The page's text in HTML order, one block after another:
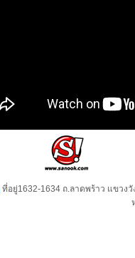
ที่อยู่1632-1634 ถ.ลาดพร้าว แขวง